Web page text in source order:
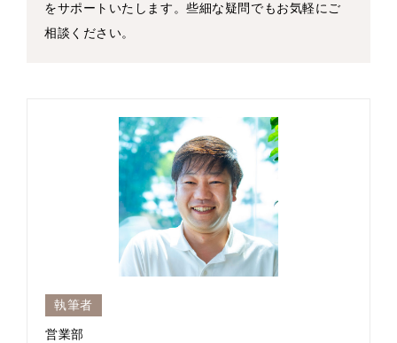
をサポートいたします。些細な疑問でもお気軽にご
相談ください。
執筆者
営業部